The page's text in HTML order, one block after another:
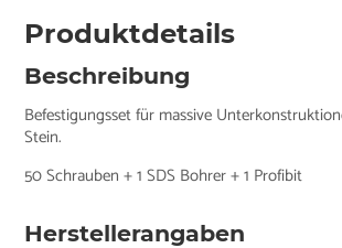
Produktdetails
Beschreibung
Befestigungsset für massive
Stein.
50 Schrauben + 1 SDS Bohrer + 1 Profibit
Herstellerangaben